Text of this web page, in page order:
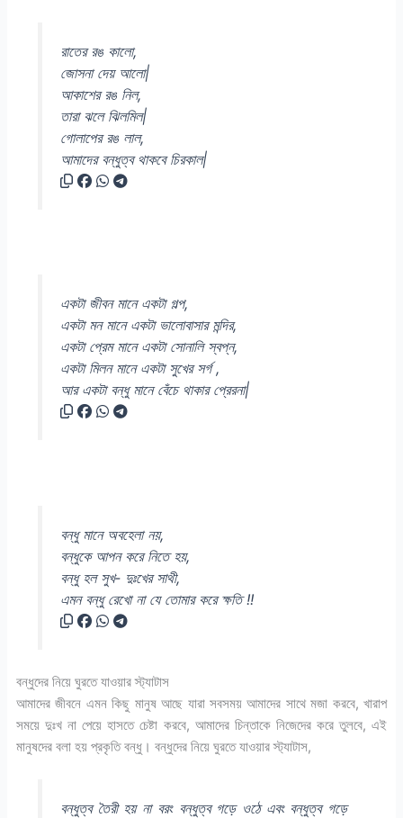
রাতের রঙ কালো,
জোসনা দেয় আলো|
আকাশের রঙ নিল,
তারা ঝলে ঝিলমিল|
গোলাপের রঙ লাল,
আমাদের বন্ধুত্ব থাকবে চিরকাল|
একটা জীবন মানে একটা গল্প,
একটা মন মানে একটা ভালোবাসার মন্দির,
একটা প্রেম মানে একটা সোনালি স্বপ্ন,
একটা মিলন মানে একটা সুখের সর্গ ,
আর একটা বন্ধু মানে বেঁচে থাকার প্রেরনা|
বন্ধু মানে অবহেলা নয়,
বন্ধুকে আপন করে নিতে হয়,
বন্ধু হল সুখ- দুঃখের সাথী,
এমন বন্ধু রেখো না যে তোমার করে ক্ষতি !!
বন্ধুদের নিয়ে ঘুরতে যাওয়ার স্ট্যাটাস
আমাদের জীবনে এমন কিছু মানুষ আছে যারা সবসময় আমাদের সাথে মজা করবে, খারাপ
সময়ে দুঃখ না পেয়ে হাসতে চেষ্টা করবে, আমাদের চিন্তাকে নিজেদের করে তুলবে, এই
মানুষদের বলা হয় প্রকৃতি বন্ধু। বন্ধুদের নিয়ে ঘুরতে যাওয়ার স্ট্যাটাস,
বন্ধুত্ব তৈরী হয় না বরং বন্ধুত্ব গড়ে ওঠে এবং বন্ধুত্ব গড়ে